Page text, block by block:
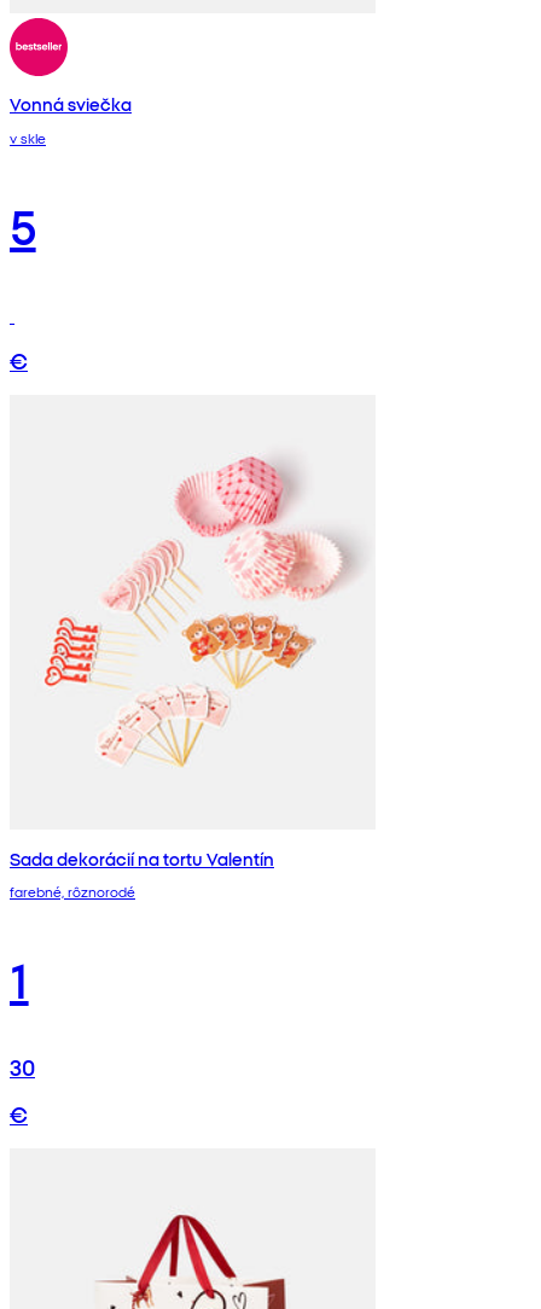
Vonná sviečka
v skle
5
€
Sada dekorácií na tortu Valentín
farebné, rôznorodé
1
30
€